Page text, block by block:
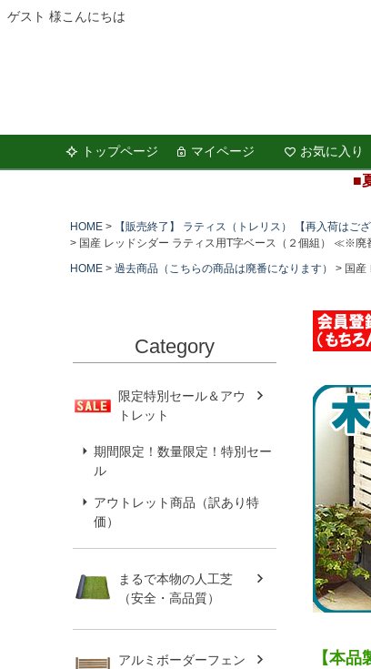
ゲスト 様こんにちは
トップページ
マイページ お気に入り
■
HOME 【販売終了】 ラティス（トレリス） 【再入荷はござ
国産 レッドシダー ラティス用T字ベース（２個組） ≪※
HOME
過去商品（こちらの商品は廃番になります） 国
Category
限定特別セール＆アウ
トレット
期間限定！数量限定！特別セー
ル
アウトレット商品（訳あり特
価）
まるで本物の人工芝
（安全・高品質）
アルミボーダーフェン
【本品